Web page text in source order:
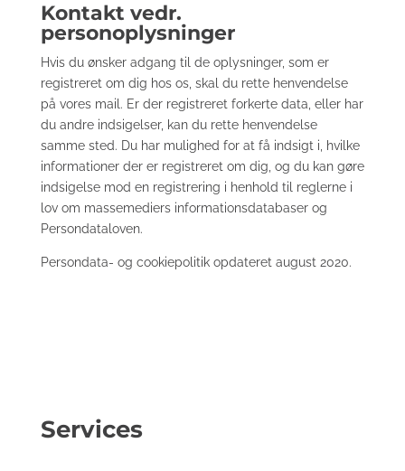
Kontakt vedr.
personoplysninger
Hvis du ønsker adgang til de oplysninger, som er
registreret om dig hos os, skal du rette henvendelse
på vores mail. Er der registreret forkerte data, eller har
du andre indsigelser, kan du rette henvendelse
samme sted. Du har mulighed for at få indsigt i, hvilke
informationer der er registreret om dig, og du kan gøre
indsigelse mod en registrering i henhold til reglerne i
lov om massemediers informationsdatabaser og
Persondataloven.
Persondata- og cookiepolitik opdateret august 2020.
Services